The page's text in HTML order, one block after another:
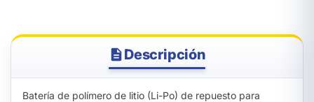
Descripción
Batería de polímero de litio (Li-Po) de repuesto para